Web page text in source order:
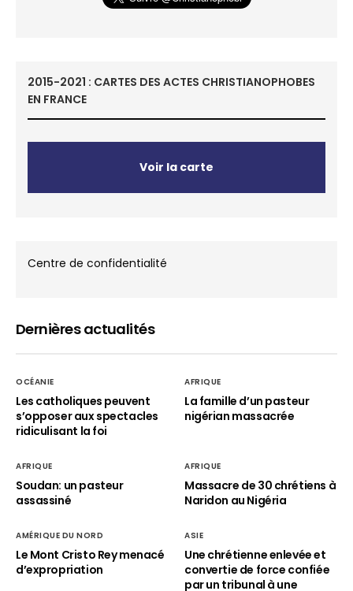
2015-2021 : CARTES DES ACTES CHRISTIANOPHOBES
EN FRANCE
Voir la carte
Centre de confidentialité
Dernières actualités
OCÉANIE
Les catholiques peuvent
s’opposer aux spectacles
ridiculisant la foi
AFRIQUE
La famille d’un pasteur
nigérian massacrée
AFRIQUE
Soudan: un pasteur
assassiné
AFRIQUE
Massacre de 30 chrétiens à
Naridon au Nigéria
AMÉRIQUE DU NORD
Le Mont Cristo Rey menacé
d’expropriation
ASIE
Une chrétienne enlevée et
convertie de force confiée
par un tribunal à une